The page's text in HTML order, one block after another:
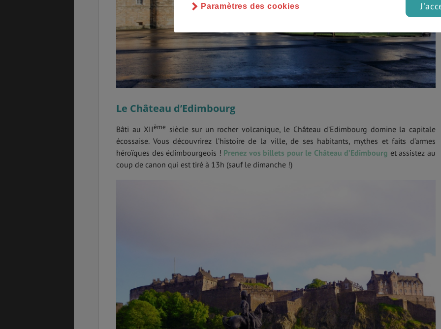
Le Château d’Edimbourg
Bâti au XIIème siècle sur un rocher volcanique, le Château d’Edimbourg domine la capitale
écossaise. Vous découvrirez l’histoire de la ville, de ses habitants, mythes et faits d’armes
héroïques des édimbourgeois ! Prenez vos billets pour le Château d’Edimbourg et assistez au
coup de canon qui est tiré à 13h (sauf le dimanche !)
Paramètres des cookies